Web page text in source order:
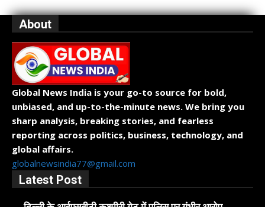
About
Global News India is your go-to source for bold,
unbiased, and up-to-the-minute news. We bring you
sharp analysis, breaking stories, and fearless
reporting across politics, business, technology, and
global affairs.
globalnewsindia77@gmail.com
Latest Post